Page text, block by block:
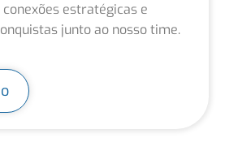
estratégicas e
junto ao nosso time.